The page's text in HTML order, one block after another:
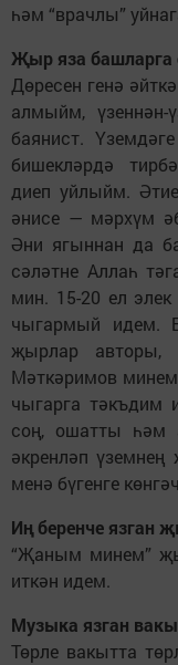
һәм “врачлы”
Җыр яза башларга
Дөресен генә
алмыйм,
баянист.
бишекләрдә
диеп уйлыйм.
әнисе — мәрхүм
Әни ягыннан да
сәләтне Аллаһ
мин. 15-20 ел
чыгармый идем.
җырлар авторы,
Мәткәримов
чыгарга тәкъдим
соң, ошатты һәм
әкренләп
менә бүгенге
Иң беренче язган
“Җаным минем”
иткән идем.
Музыка язган
Төрле вакытта